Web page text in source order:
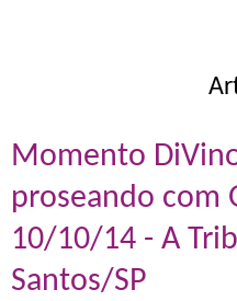
Momento
proseando com
10/10/14 - A
Santos/SP